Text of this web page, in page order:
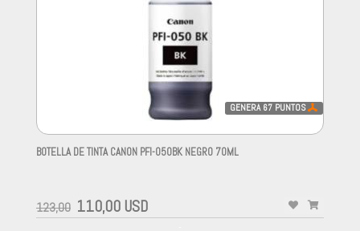
GENERA 67 PUNTOS
BOTELLA DE TINTA CANON PFI-050BK NEGRO 70ML
123,00 110,00 USD